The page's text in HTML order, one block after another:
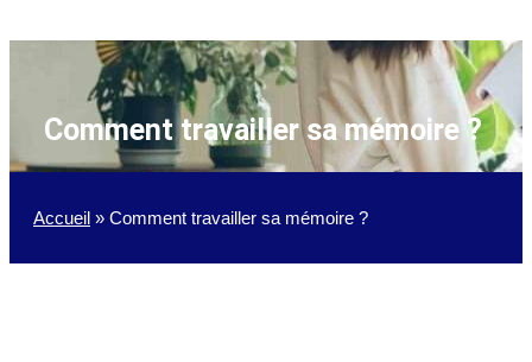
Comment travailler sa mémoire ?
Accueil » Comment travailler sa mémoire ?